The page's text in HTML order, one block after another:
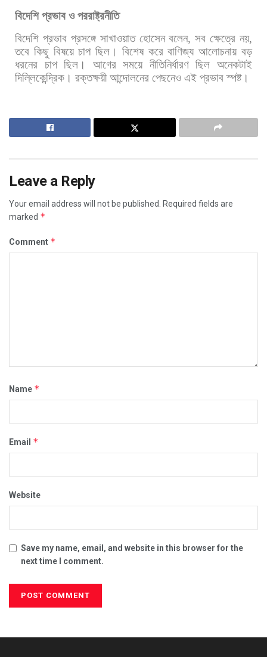
বিদেশি প্রভাব ও পররাষ্ট্রনীতি
বিদেশি প্রভাব প্রসঙ্গে সাখাওয়াত হোসেন বলেন,সব ক্ষেত্রে নয়,
তবে কিছু বিষয়ে চাপ ছিল। বিশেষ করে বাণিজ্য আলোচনায় বড়
ধরনের চাপ ছিল। আগের সময়ে নীতিনির্ধারণ ছিল অনেকটাই
দিল্লিকেন্দ্রিক। রক্তক্ষয়ী আন্দোলনের পেছনেও এই প্রভাব স্পষ্ট।
Leave a Reply
Your email address will not be published.
Required fields are
marked *
Comment *
Name *
Email *
Website
Save my name, email, and website in this browser for the
next time I comment.